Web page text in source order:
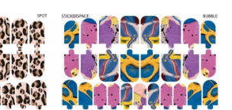
Promo !